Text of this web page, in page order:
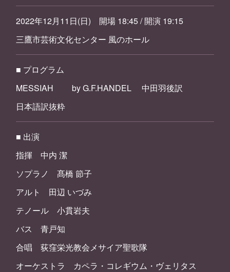
2022年12月11日(日) 開場 18:45 / 開演 19:15
三鷹市芸術文化センター 風のホール
■ プログラム
MESSIAH by G.F.HANDEL 中田羽後訳
日本語訳抜粋
■ 出演
指揮 中内 潔
ソプラノ 髙橋 節子
アルト 田辺 いづみ
テノール 小貫岩夫
バス 青戸知
合唱 荻窪栄光教会メサイア聖歌隊
オーケストラ カペラ・コレギウム・ヴェリタス